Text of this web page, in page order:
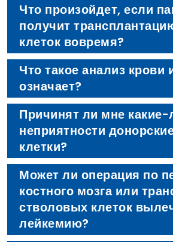
Что произойдет, если
получит
клеток вовремя?
Что такое анализ крови
означает?
Причинят ли мне
неприятности
клетки?
Может ли операция по
костного мозга или
стволовых клеток
лейкемию?